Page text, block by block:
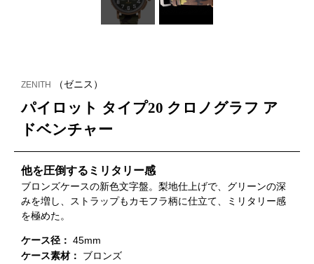
ZENITH （ゼニス）
パイロット タイプ20 クロノグラフ ア
ドベンチャー
他を圧倒するミリタリー感
ブロンズケースの新色文字盤。梨地仕上げで、グリーンの深
みを増し、ストラップもカモフラ柄に仕立て、ミリタリー感
を極めた。
ケース径： 45mm
ケース素材： ブロンズ